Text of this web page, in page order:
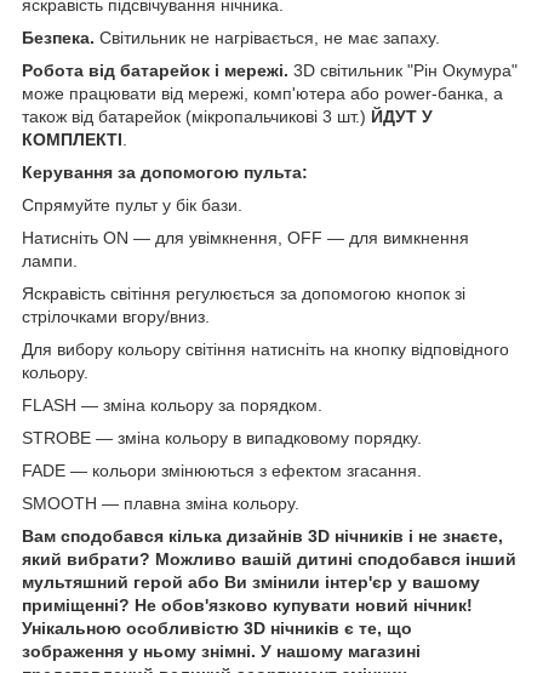
яскравість підсвічування нічника.
Безпека. Світильник не нагрівається, не має запаху.
Робота від батарейок і мережі. 3D світильник "Рін Окумура"
може працювати від мережі, комп'ютера або power-банка, а
також від батарейок (мікропальчикові 3 шт.) ЙДУТ У
КОМПЛЕКТІ
Керування за допомогою пульта:
Спрямуйте пульт у бік бази.
Натисніть ON — для увімкнення, OFF — для вимкнення
лампи.
Яскравість світіння регулюється за допомогою кнопок зі
стрілочками вгору/вниз.
Для вибору кольору світіння натисніть на кнопку відповідного
кольору.
FLASH — зміна кольору за порядком.
STROBE — зміна кольору в випадковому порядку.
FADE — кольори змінюються з ефектом згасання.
SMOOTH — плавна зміна кольору.
Вам сподобався кілька дизайнів 3D нічників і не знаєте,
який вибрати? Можливо вашій дитині сподобався інший
мультяшний герой або Ви змінили інтер'єр у вашому
приміщенні? Не обов'язково купувати новий нічник!
Унікальною особливістю 3D нічників є те, що
зображення у ньому знімні. У нашому магазині